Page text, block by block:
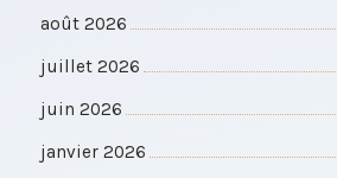
août 2026
juillet 2026
juin 2026
janvier 2026